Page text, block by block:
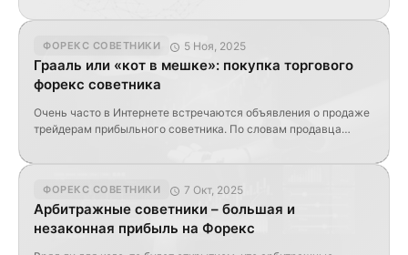
варианты, более простые и оперативные. Нет надобности
ждать месяц или больше, тестируя надежность скаченного
советника, когда все можно сделать за […]
ФОРЕКС СОВЕТНИКИ 5 Ноя, 2025
Грааль или «кот в мешке»: покупка торгового
форекс советника
Очень часто в Интернете встречаются объявления о продаже
трейдерам прибыльного советника. По словам продавца
стоит ли доверять таким обещаниям и на что трейдеру
действительно стоит тратить свои деньги. Фантастическая
прибыль Часто такой […]
ФОРЕКС СОВЕТНИКИ 7 Окт, 2025
Арбитражные советники – большая и
незаконная прибыль на Форекс